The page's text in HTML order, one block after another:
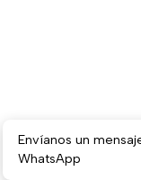
Envíanos un
WhatsApp